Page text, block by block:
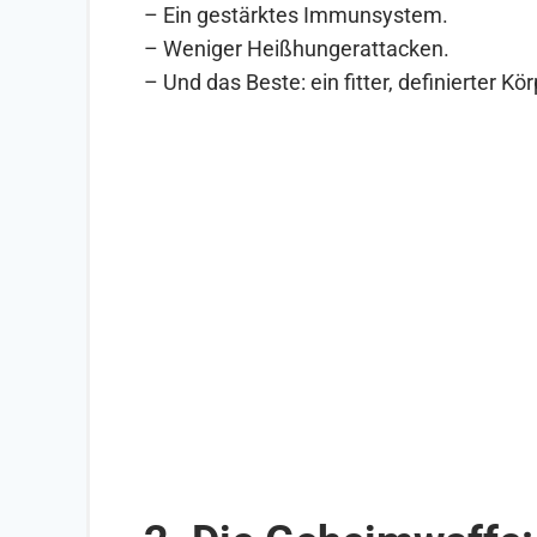
– Ein gestärktes Immunsystem.
– Weniger Heißhungerattacken.
– Und das Beste: ein fitter, definierter